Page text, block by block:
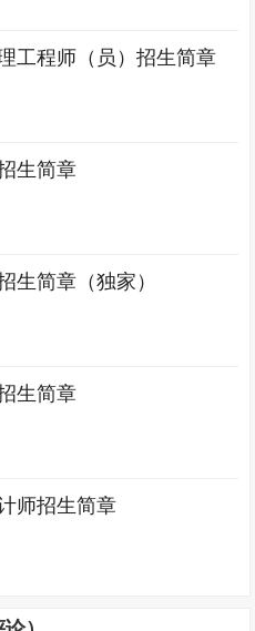
工程师（员）招生简章
生简章
生简章（独家）
生简章
师招生简章